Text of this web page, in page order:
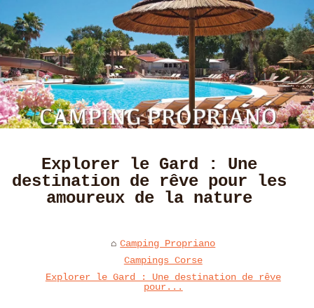
Explorer le Gard : Une
destination de rêve pour les
amoureux de la nature
Camping Propriano
Campings Corse
Explorer le Gard : Une destination de rêve
pour...